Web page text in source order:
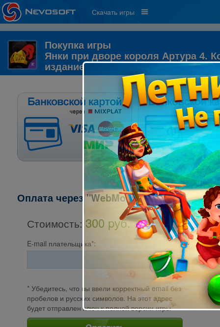
Скачать игры
Покупка игры
Янки при дворе короля Артура 4.
издание
Оплата через "WebMoney":
Стоимость: 300 pуб.
E-mail плательщика*:
* Убедитесь, что вы ввели корректный email без
пробелов и русских символов. На этот адрес
будет отправлен ключ к полной версии игры